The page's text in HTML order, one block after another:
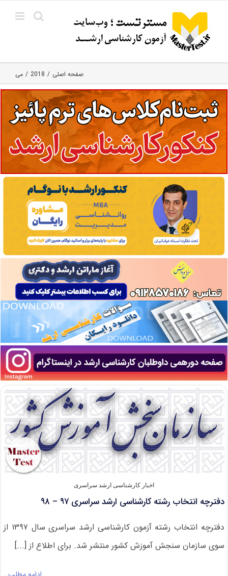
content
صفحه اصلی 2018 می
اخبار کارشناسی ارشد سراسری
دفترچه انتخاب رشته کارشناسی ارشد سراسری ۹۷ – ۹۸
دفترچه انتخاب رشته آزمون کارشناسی ارشد سراسری سال ۱۳۹۷ از
سوی سازمان سنجش آموزش کشور منتشر شد. برای اطلاع از [...]